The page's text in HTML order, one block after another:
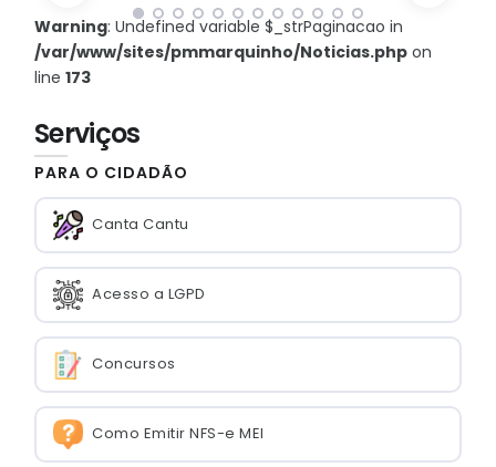
Warning: Undefined variable $_strPaginacao in
/var/www/sites/pmmarquinho/Noticias.php on
line 173
Serviços
PARA O CIDADÃO
Canta Cantu
Acesso a LGPD
Concursos
Como Emitir NFS-e MEI